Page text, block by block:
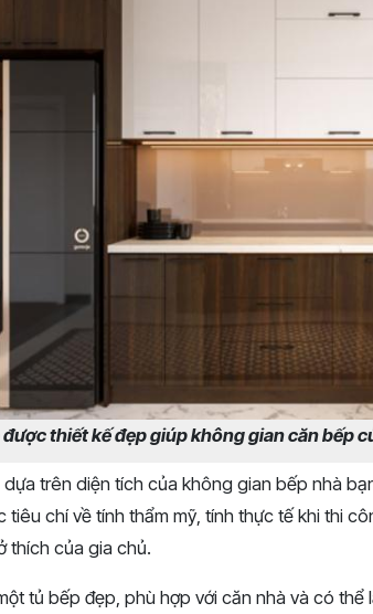
được thiết kế đẹp giúp không gian căn bếp
trên diện tích của không gian bếp nhà
tiêu chí về tính thẩm mỹ, tính thực tế khi thi
thích của gia chủ.
tủ bếp đẹp, phù hợp với căn nhà và có